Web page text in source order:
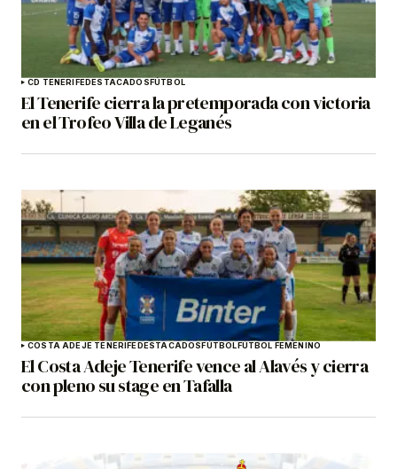
CD TENERIFEDESTACADOSFÚTBOL
El Tenerife cierra la pretemporada con victoria
en el Trofeo Villa de Leganés
COSTA ADEJE TENERIFEDESTACADOSFÚTBOLFÚTBOL FEMENINO
El Costa Adeje Tenerife vence al Alavés y cierra
con pleno su stage en Tafalla